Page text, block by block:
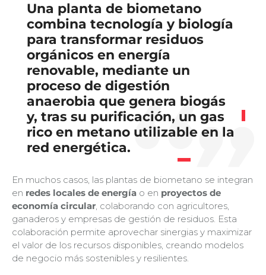
Una planta de biometano
combina tecnología y biología
para transformar residuos
orgánicos en energía
renovable, mediante un
proceso de digestión
anaerobia que genera biogás
y, tras su purificación, un gas
rico en metano utilizable en la
red energética.
En muchos casos, las plantas de biometano se integran
en redes locales de energía o en proyectos de
economía circular, colaborando con agricultores,
ganaderos y empresas de gestión de residuos. Esta
colaboración permite aprovechar sinergias y maximizar
el valor de los recursos disponibles, creando modelos
de negocio más sostenibles y resilientes.